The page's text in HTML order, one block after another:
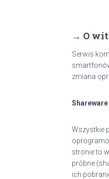
:
→ O
Serwis
zmiana
Wszystkie
stronie to
próbne
ich